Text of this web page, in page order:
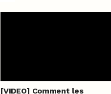
[VIDEO] Comment les